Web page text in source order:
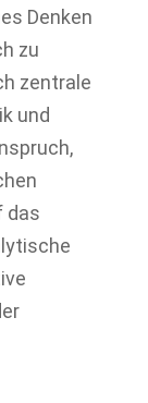
Denken
zu
zentrale
und
das